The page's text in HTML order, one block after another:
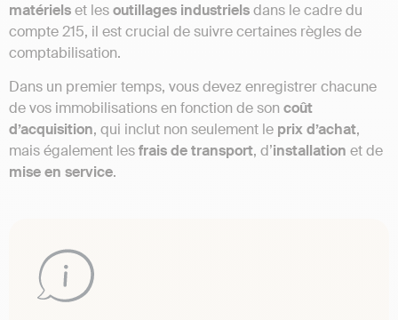
matérielset lesoutillages industrielsdans le cadre du
compte 215, il est crucial de suivre certaines règles de
comptabilisation.
Dans un premier temps, vous devez enregistrer chacune
de vos immobilisations en fonction de son coût
d’acquisition, qui inclut non seulement le prix d’achat,
mais également lesfrais de transport, d’installation et de
mise en service.